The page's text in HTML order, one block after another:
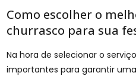
Como escolher o
churrasco para sua
Na hora de selecionar o
importantes para garantir